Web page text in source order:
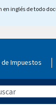
en inglés de todo
Impuestos